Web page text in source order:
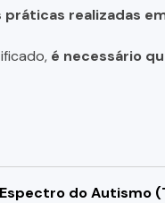
práticas realizadas
é necessário
do Autismo